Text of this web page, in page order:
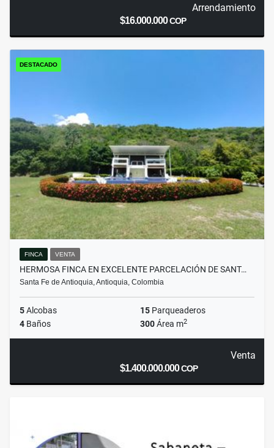
Arrendamiento
$16.000.000COP
DESTACADO
FINCA VENTA
HERMOSA FINCA EN EXCELENTE PARCELACIÓN DE SANT…
Santa Fe de Antioquia, Antioquia, Colombia
5Alcobas 15 Parqueaderos
4 Baños 300Área m2
Venta
$1.400.000.000COP